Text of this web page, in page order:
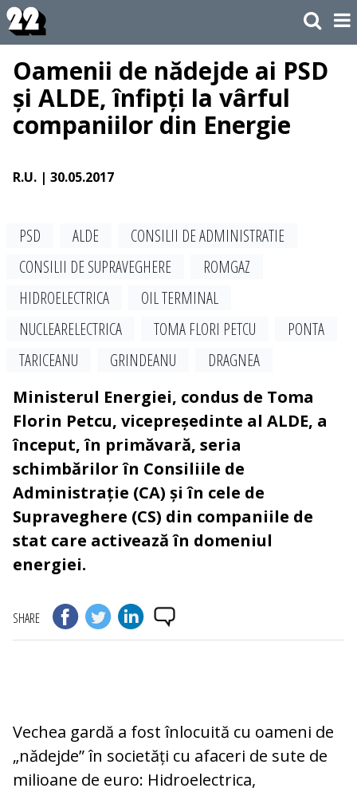
Oamenii de nădejde ai PSD
și ALDE, înfipți la vârful
companiilor din Energie
R.U. | 30.05.2017
PSD ALDE
CONSILII DE ADMINISTRATIE
CONSILII DE SUPRAVEGHERE
ROMGAZ
HIDROELECTRICA
OIL TERMINAL
NUCLEARELECTRICA
TOMA FLORI PETCU
PONTA
TARICEANU
GRINDEANU
DRAGNEA
Ministerul Energiei, condus de Toma
Florin Petcu, vicepreședinte al ALDE, a
început, în primăvară, seria
schimbărilor în Consiliile de
Administrație (CA) și în cele de
Supraveghere (CS) din companiile de
stat care activează în domeniul
energiei.
SHARE
Vechea gardă a fost înlocuită cu oameni de
„nădejde” în societăți cu afaceri de sute de
milioane de euro: Hidroelectrica,